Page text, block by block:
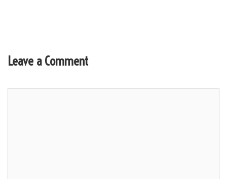
Leave a Comment